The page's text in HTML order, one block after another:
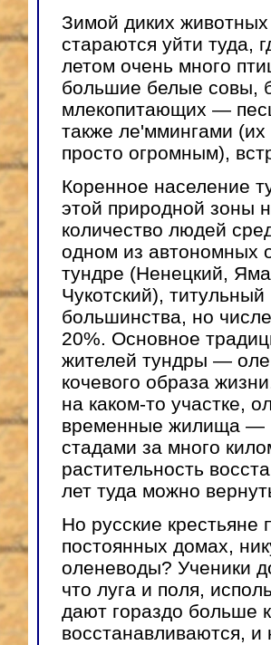
Зимой диких
стараются уйти туда,
летом очень много
большие белые совы,
млекопитающих —
также ле'ммингами (их
просто огромным),
Коренное население
этой природной зоны
количество людей
одном из автономных
тундре (Ненецкий,
Чукотский),
большинства, но
20%. Основное
жителей тундры —
кочевого образа
на каком-то участке,
временные жилища —
стадами за много
растительность
лет туда можно
Но русские крестьяне
постоянных домах,
оленеводы? Ученики
что луга и поля,
дают гораздо больше
восстанавливаются, и